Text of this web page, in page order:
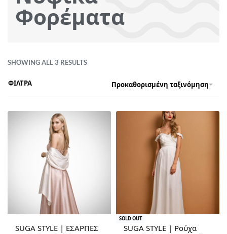
Φορέματα
SHOWING ALL 3 RESULTS
Προκαθορισμένη ταξινόμηση
ΦΙΛΤΡΑ
SUGA STYLE | ΕΣΑΡΠΕΣ
SOLD OUT
SUGA STYLE | Ρούχα